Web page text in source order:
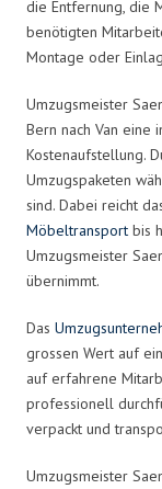
die Entfernung, die
benötigten
Montage oder
Umzugsmeister
Bern nach Van eine
Kostenaufstellung.
Umzugspaketen
sind. Dabei reicht
Möbeltransport bis
Umzugsmeister
übernimmt.
Das
grossen Wert auf
auf erfahrene
professionell
verpackt und
Umzugsmeister